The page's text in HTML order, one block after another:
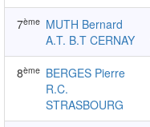
7ème MUTH Bernard
A.T. B.T CERNAY
8ème BERGES Pierre
R.C.
STRASBOURG